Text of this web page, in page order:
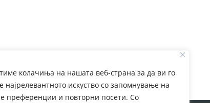
колачиња на нашата веб-страна за да ви го
најрелевантното искуство со запомнување на
преференции и повторни посети. Со